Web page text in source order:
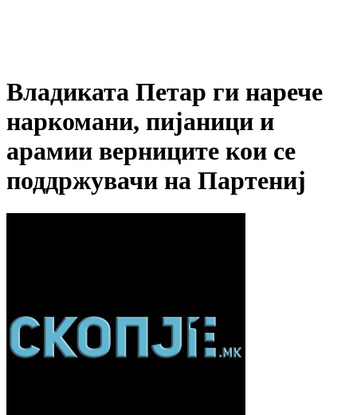
Владиката Петар ги нарече
наркомани, пијаници и
арамии верниците кои се
поддржувачи на Партениј